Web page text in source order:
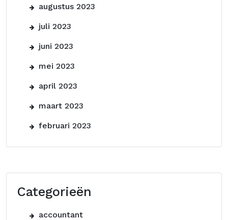
augustus 2023
juli 2023
juni 2023
mei 2023
april 2023
maart 2023
februari 2023
Categorieën
accountant